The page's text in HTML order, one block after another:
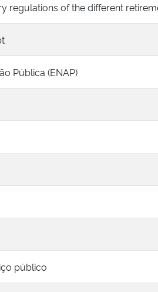
regulations of the different
Pública (ENAP)
público